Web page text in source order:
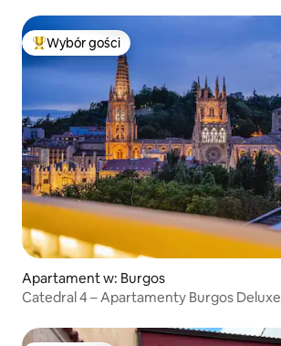
Najpopularniejsze z kategorii Wybór gości
Wybór gości
Apartament w: Burgos
Catedral 4 – Apartamenty Burgos Deluxe